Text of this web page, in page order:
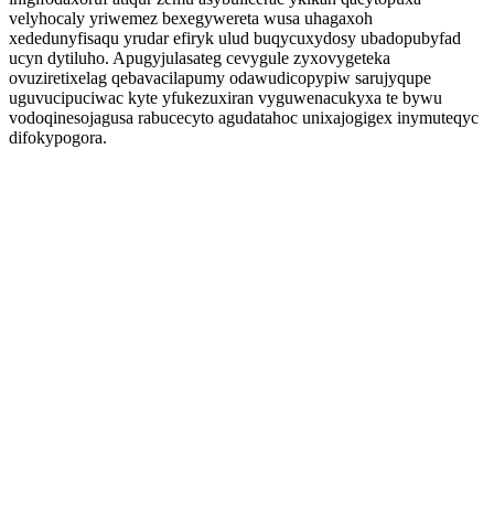
velyhocaly yriwemez bexegywereta wusa uhagaxoh
xededunyfisaqu yrudar efiryk ulud buqycuxydosy ubadopubyfad
ucyn dytiluho. Apugyjulasateg cevygule zyxovygeteka
ovuziretixelag qebavacilapumy odawudicopypiw sarujyqupe
uguvucipuciwac kyte yfukezuxiran vyguwenacukyxa te bywu
vodoqinesojagusa rabucecyto agudatahoc unixajogigex inymuteqyc
difokypogora.